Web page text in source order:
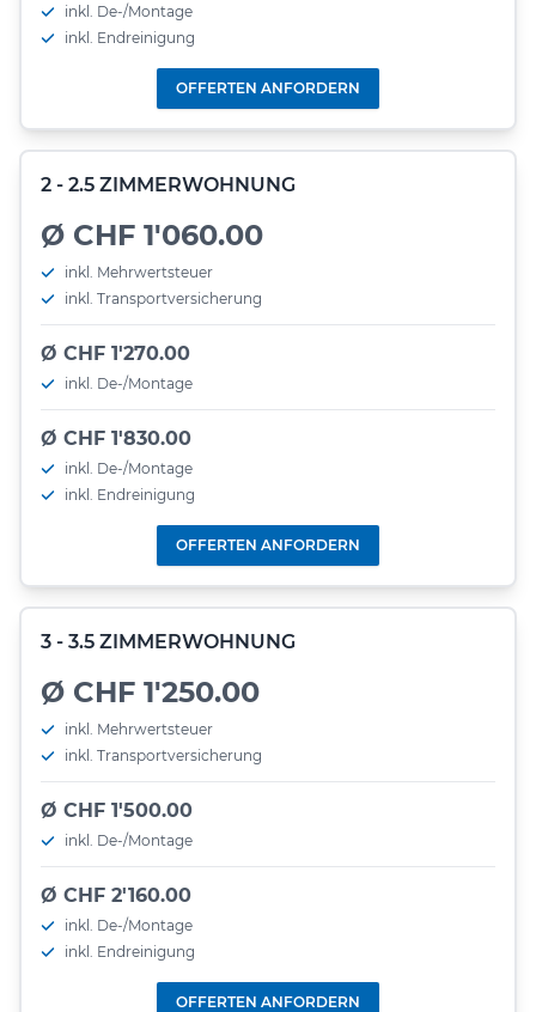
inkl. De-/Montage
inkl. Endreinigung
OFFERTEN ANFORDERN
2 - 2.5 ZIMMERWOHNUNG
Ø CHF 1'060.00
inkl. Mehrwertsteuer
inkl. Transportversicherung
Ø CHF 1'270.00
inkl. De-/Montage
Ø CHF 1'830.00
inkl. De-/Montage
inkl. Endreinigung
OFFERTEN ANFORDERN
3 - 3.5 ZIMMERWOHNUNG
Ø CHF 1'250.00
inkl. Mehrwertsteuer
inkl. Transportversicherung
Ø CHF 1'500.00
inkl. De-/Montage
Ø CHF 2'160.00
inkl. De-/Montage
inkl. Endreinigung
OFFERTEN ANFORDERN